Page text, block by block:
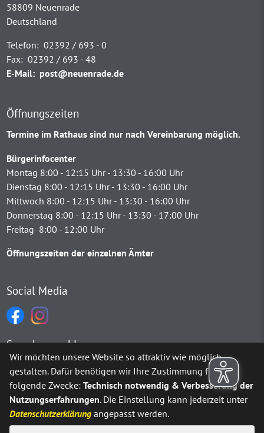
58809 Neuenrade
Deutschland
Telefon: 02392 / 693 - 0
Fax: 02392 / 693 - 48
E-Mail: post@neuenrade.de
Öffnungszeiten
Termine im Rathaus sind nur nach Vereinbarung möglich.
Bürgerinfocenter
Montag 8:00 - 12:15 Uhr - 13:30 - 16:00 Uhr
Dienstag 8:00 - 12:15 Uhr - 13:30 - 16:00 Uhr
Mittwoch 8:00 - 12:15 Uhr - 13:30 - 16:00 Uhr
Donnerstag 8:00 - 12:15 Uhr - 13:30 - 17:00 Uhr
Freitag 8:00 - 12:00 Uhr
Öffnungszeiten der einzelnen Ämter
Social Media
Sprachauswahl
Möchten Sie vonGoogle Translate bereitgestellte externe
Ja Immer
Wir möchten unsere Website so attraktiv wie möglich
gestalten. Dafür benötigen wir Ihre Zustimmung für
folgende Zwecke:Technisch notwendig & Verbesserung der
Nutzungserfahrungen. Die Einstellung kann jederzeit unter
Datenschutzerklärung angepasst werden.